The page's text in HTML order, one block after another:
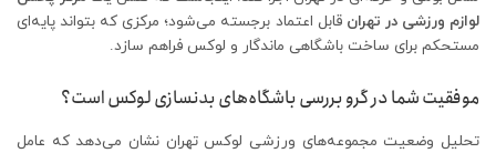
لوازم ورزشی در تهران قابل ‌اعتماد برجسته می‌شود؛ مرکزی که بتواند پایه‌ای
مستحکم برای ساخت باشگاهی ماندگار و لوکس فراهم سازد.
موفقیت شما در گرو بررسی باشگاه‌های بدنسازی لوکس است؟
تحلیل وضعیت مجموعه‌های ورزشی لوکس تهران نشان می‌دهد که عامل